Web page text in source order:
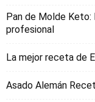
Pan de Molde
profesional
La mejor receta de
Asado Alemán